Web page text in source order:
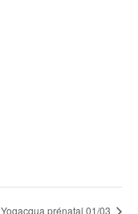
Yogacqua prénatal 01/03